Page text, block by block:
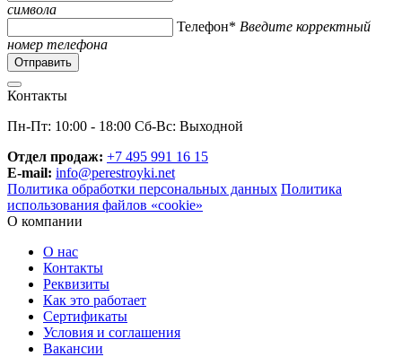
символа
Телефон* Введите корректный
номер телефона
Контакты
Пн-Пт: 10:00 - 18:00 Сб-Вс: Выходной
Отдел продаж: +7 495 991 16 15
E-mail: info@perestroyki.net
Политика обработки персональных данных Политика
использования файлов «cookie»
О компании
О нас
Контакты
Реквизиты
Как это работает
Сертификаты
Условия и соглашения
Вакансии